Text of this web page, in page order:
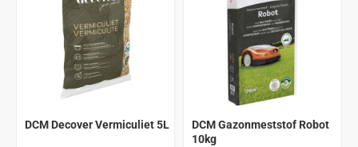
DCM Decover Vermiculiet 5L
DCM Gazonmeststof Robot
10kg